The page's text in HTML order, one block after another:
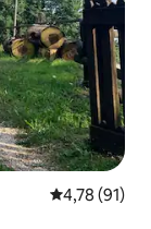
4,78 (91)